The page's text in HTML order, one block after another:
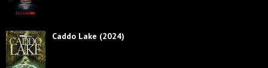
Caddo Lake (2024)